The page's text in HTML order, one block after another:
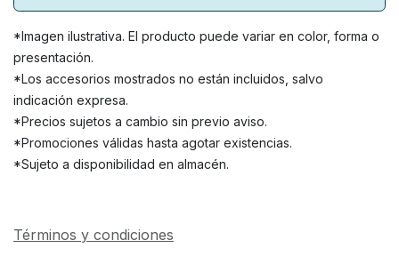
*Imagen ilustrativa. El producto puede variar en color, forma o
presentación.
*Los accesorios mostrados no están incluidos, salvo
indicación expresa.
*Precios sujetos a cambio sin previo aviso.
*Promociones válidas hasta agotar existencias.
*Sujeto a disponibilidad en almacén.
Términos y condiciones